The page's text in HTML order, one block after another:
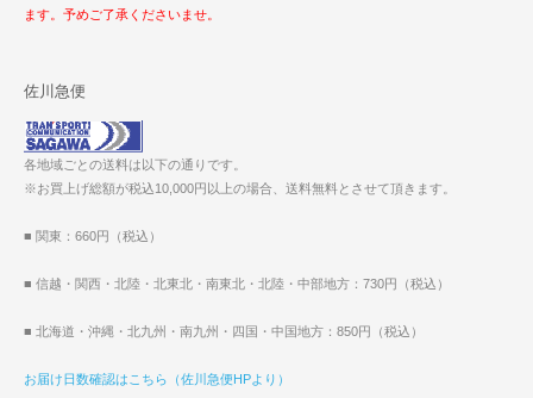
ます。予めご了承くださいませ。
佐川急便
各地域ごとの送料は以下の通りです。
※お買上げ総額が税込10,000円以上の場合、送料無料とさせて頂きます。
■ 関東：660円（税込）
■ 信越・関西・北陸・北東北・南東北・北陸・中部地方：730円（税込）
■ 北海道・沖縄・北九州・南九州・四国・中国地方：850円（税込）
お届け日数確認はこちら（佐川急便HPより）